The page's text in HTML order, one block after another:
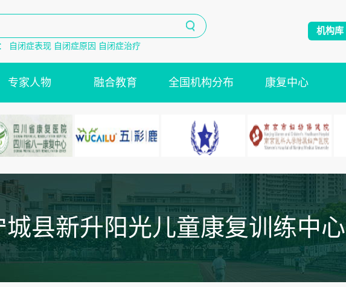
自闭症表现 自闭症原因 自闭症治疗
机构库
专家人物 融合教育 全国机构分布 康复中心
城县新升阳光儿童康复训练中心